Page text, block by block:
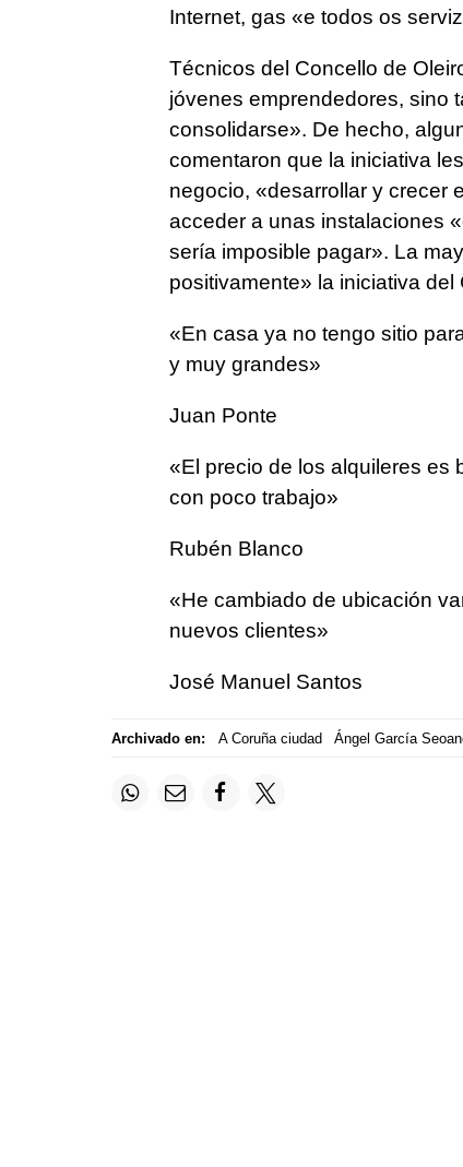
Internet, gas «e todos os
Técnicos del Concello de
jóvenes emprendedores, sino
consolidarse». De hecho,
comentaron que la iniciativa
negocio, «desarrollar y crecer
acceder a unas instalaciones
sería imposible pagar». La
positivamente» la iniciativa del
«En casa ya no tengo sitio
y muy grandes»
Juan Ponte
«El precio de los alquileres es
con poco trabajo»
Rubén Blanco
«He cambiado de ubicación
nuevos clientes»
José Manuel Santos
Archivado en: A Coruña ciudad Ángel García